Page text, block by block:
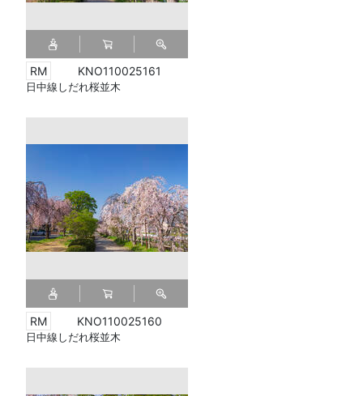
KNO110025161
日中線しだれ桜並木
KNO110025160
日中線しだれ桜並木